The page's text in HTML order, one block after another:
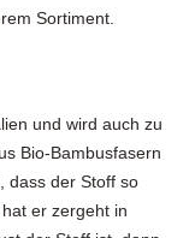
Sortiment.
und wird auch zu
Bio-Bambusfasern
dass der Stoff so
er zergeht in